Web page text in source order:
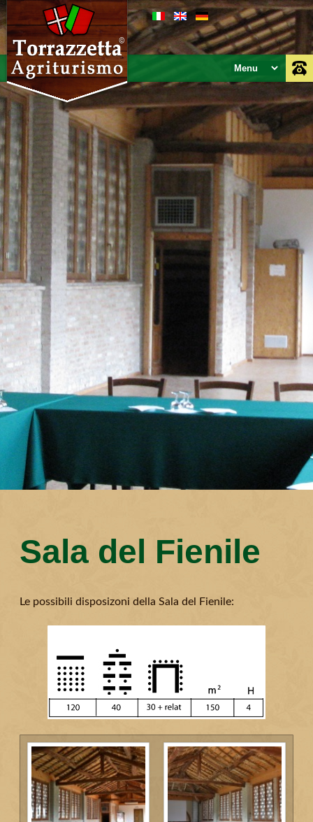
Sala del Fienile
Le possibili disposizoni della Sala del Fienile: